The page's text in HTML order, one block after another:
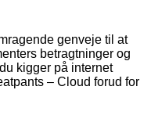
genveje til at
betragtninger og
kigger på internet
– Cloud forud for